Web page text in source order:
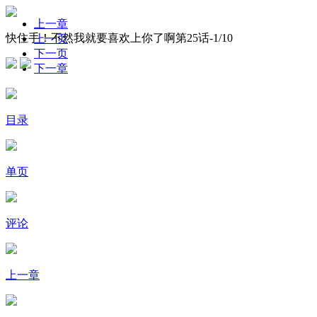
快住手！不然我就要喜欢上你了啊第25话-1/10
上一章
上一页
下一页
下一章
目录
单页
评论
上一章